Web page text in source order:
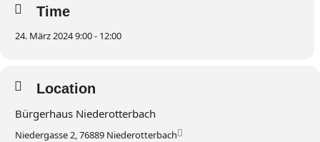
Time
24. März 2024 9:00 - 12:00
Location
Bürgerhaus Niederotterbach
Niedergasse 2, 76889 Niederotterbach